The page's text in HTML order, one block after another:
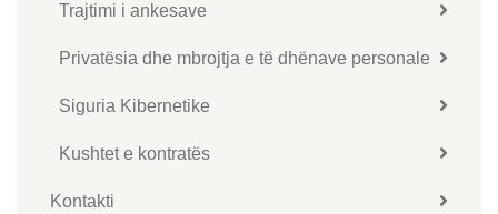
Trajtimi i ankesave
Privatësia dhe mbrojtja e të dhënave personale
Siguria Kibernetike
Kushtet e kontratës
Kontakti